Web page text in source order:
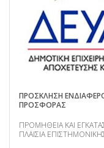
ΠΡΟΣΚΛΗΣΗ
ΠΡΟΣΦΟΡΑΣ
ΠΡΟΜΗΘΕΙΑ ΚΑΙ
ΠΛΑΙΣΙΑ